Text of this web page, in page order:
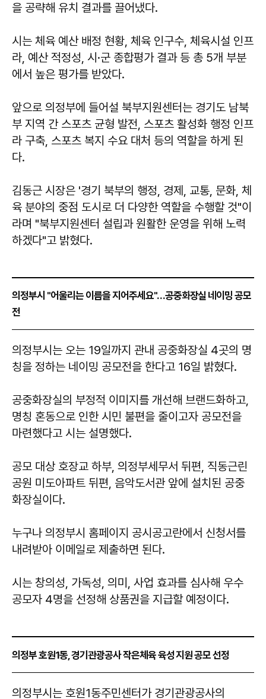
을 공략해 유치 결과를 끌어냈다.
시는 체육 예산 배정 현황, 체육 인구수, 체육시설 인프
라, 예산 적정성, 시·군 종합평가 결과 등 총 5개 부분
에서 높은 평가를 받았다.
앞으로 의정부에 들어설 북부지원센터는 경기도 남북
부 지역 간 스포츠 균형 발전, 스포츠 활성화 행정 인프
라 구축, 스포츠 복지 수요 대처 등의 역할을 하게 된
다.
김동근 시장은 '경기 북부의 행정, 경제, 교통, 문화, 체
육 분야의 중점 도시로 더 다양한 역할을 수행할 것"이
라며 "북부지원센터 설립과 원활한 운영을 위해 노력
하겠다"고 밝혔다.
의정부시 "어울리는 이름을 지어주세요"…공중화장실 네이밍 공모
전
의정부시는 오는 19일까지 관내 공중화장실 4곳의 명
칭을 정하는 네이밍 공모전을 한다고 16일 밝혔다.
공중화장실의 부정적 이미지를 개선해 브랜드화하고,
명칭 혼동으로 인한 시민 불편을 줄이고자 공모전을
마련했다고 시는 설명했다.
공모 대상 호장교 하부, 의정부세무서 뒤편, 직동근린
공원 미도아파트 뒤편, 음악도서관 앞에 설치된 공중
화장실이다.
누구나 의정부시 홈페이지 공시공고란에서 신청서를
내려받아 이메일로 제출하면 된다.
시는 창의성, 가독성, 의미, 사업 효과를 심사해 우수
공모자 4명을 선정해 상품권을 지급할 예정이다.
의정부 호원1동, 경기관광공사 작은체육 육성 지원 공모 선정
의정부시는 호원1동주민센터가 경기관광공사의